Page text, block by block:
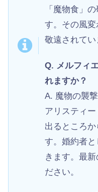
「魔物食」
す。その風
敬遠されてい
Q. メルフィ
れますか？
A. 魔物の襲
アリスティ
出るところ
す。婚約者
きます。最
ださい。